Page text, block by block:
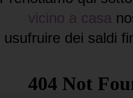
vicino a casa
usufruire dei saldi